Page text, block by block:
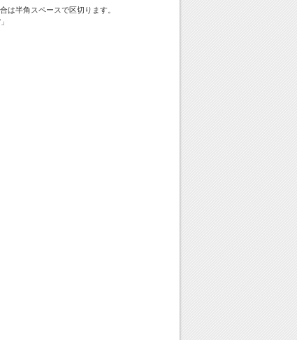
は半角スペースで区切ります。